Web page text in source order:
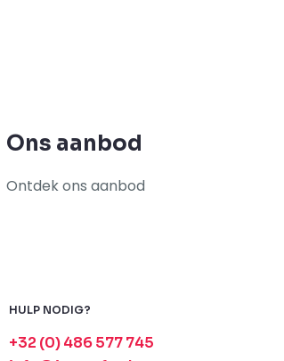
Ons aanbod
Ontdek ons aanbod
HULP NODIG?
+32 (0) 486 577 745